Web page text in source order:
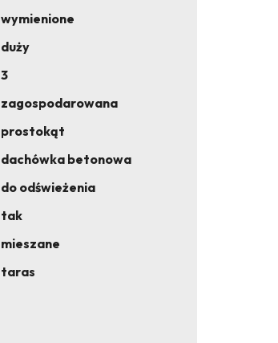
wymienione
duży
3
zagospodarowana
prostokąt
dachówka betonowa
do odświeżenia
tak
mieszane
taras